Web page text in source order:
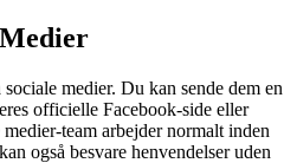
medier. Du kan sende dem en
officielle Facebook-side eller
team arbejder normalt inden
også besvare henvendelser uden